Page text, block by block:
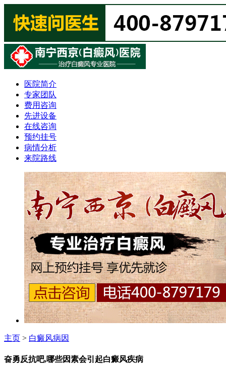
医院简介
专家团队
费用咨询
先进设备
在线咨询
预约挂号
病情分析
来院路线
主页 > 白癜风病因
奋勇反抗吧,哪些因素会引起白癜风疾病